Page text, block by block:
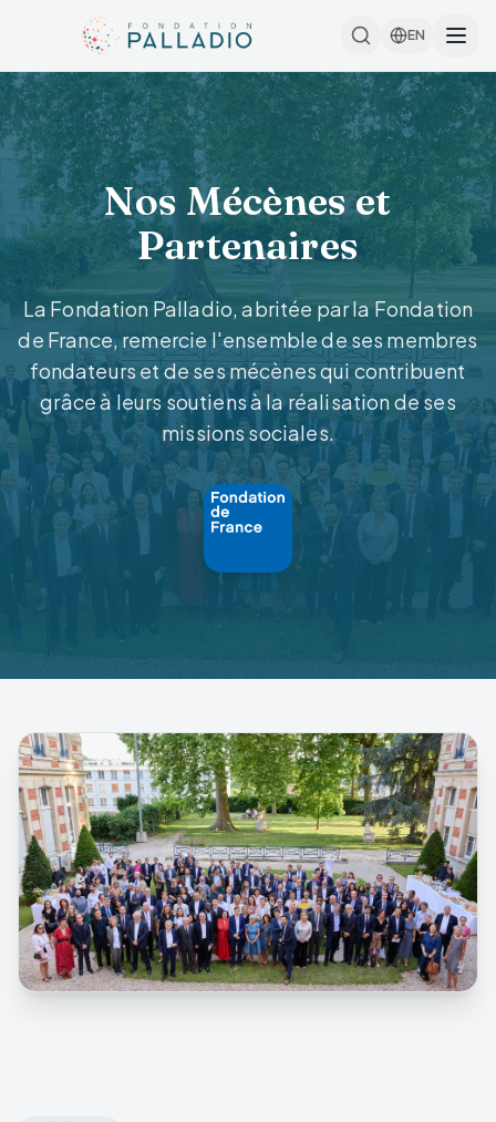
EN
Nos Mécènes et
Partenaires
La Fondation Palladio, abritée par la Fondation
de France, remercie l'ensemble de ses membres
fondateurs et de ses mécènes qui contribuent
grâce à leurs soutiens à la réalisation de ses
missions sociales.